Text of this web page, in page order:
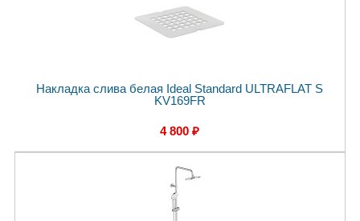
Накладка слива белая Ideal Standard ULTRAFLAT S
KV169FR
4 800 ₽